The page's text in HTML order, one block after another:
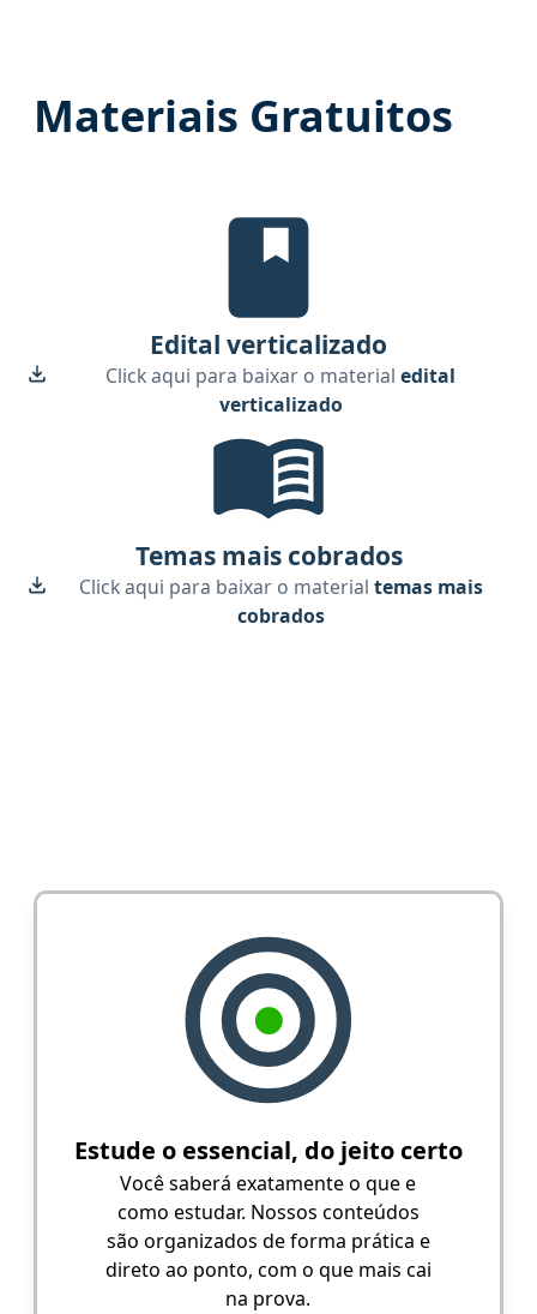
Materiais Gratuitos
edital verticalizado, material
Edital verticalizado
Click aqui para baixar o materialedital
verticalizado
Temas mais cobrados
Click aqui para baixar o material temas mais
cobrados
Estude o essencial, do jeito certo
Você saberá exatamente o que e
como estudar. Nossos conteúdos
são organizados de forma prática e
direto ao ponto, com o que mais cai
na prova.